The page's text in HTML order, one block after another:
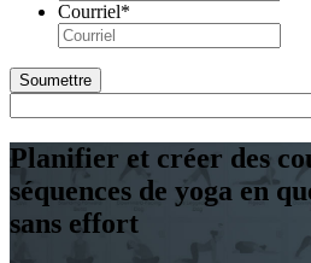
Courriel*
Planifier et créer des
séquences de yoga en
sans effort